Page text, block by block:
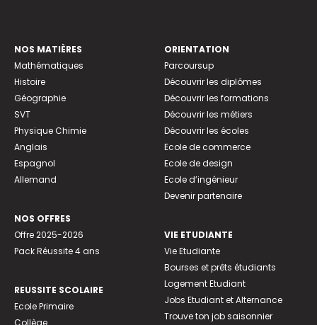
NOS MATIÈRES
Mathématiques
Histoire
Géographie
SVT
Physique Chimie
Anglais
Espagnol
Allemand
NOS OFFRES
Offre 2025-2026
Pack Réussite 4 ans
REUSSITE SCOLAIRE
Ecole Primaire
Collège
ORIENTATION
Parcoursup
Découvrir les diplômes
Découvrir les formations
Découvrir les métiers
Découvrir les écoles
Ecole de commerce
Ecole de design
Ecole d’ingénieur
Devenir partenaire
VIE ETUDIANTE
Vie Etudiante
Bourses et prêts étudiants
Logement Etudiant
Jobs Etudiant et Alternance
Trouve ton job saisonnier